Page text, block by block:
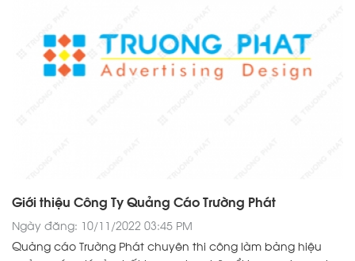
Giới thiệu Công Ty Quảng Cáo Trường Phát
Ngày đăng: 10/11/2022 03:45 PM
Quảng cáo Trường Phát chuyên thi công làm bảng hiệu